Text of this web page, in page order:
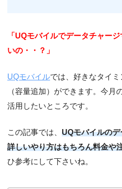
「UQモバイルでデータチャー
いの・・？」
UQモバイルでは、好きなタイ
（容量追加）ができます。今月
活用したいところです。
この記事では、 UQモバイルの
詳しいやり方はもちろん料金や
ひ参考にして下さいね。